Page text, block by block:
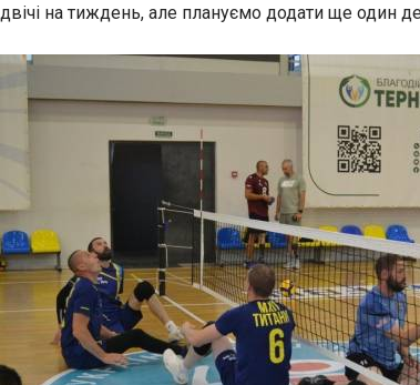
двічі на тиждень, але плануємо додати ще один